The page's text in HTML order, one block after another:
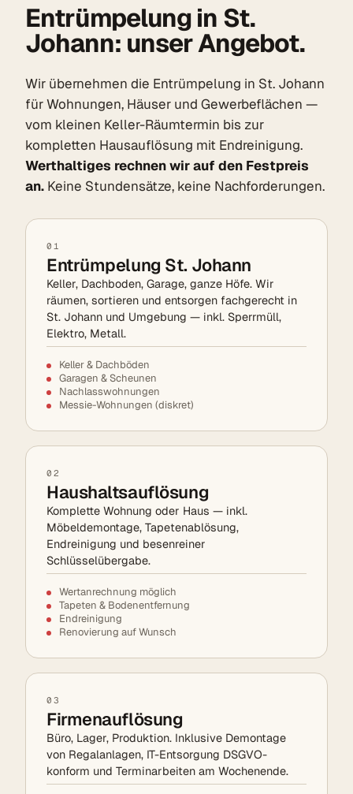
Entrümpelung in St.
Johann: unser Angebot.
Wir übernehmen die Entrümpelung in St. Johann
für Wohnungen, Häuser und Gewerbeflächen —
vom kleinen Keller-Räumtermin bis zur
kompletten Hausauflösung mit Endreinigung.
Werthaltiges rechnen wir auf den Festpreis
an. Keine Stundensätze, keine Nachforderungen.
01
Entrümpelung St. Johann
Keller, Dachboden, Garage, ganze Höfe. Wir
räumen, sortieren und entsorgen fachgerecht in
St. Johann und Umgebung — inkl. Sperrmüll,
Elektro, Metall.
Keller & Dachböden
Garagen & Scheunen
Nachlasswohnungen
Messie-Wohnungen (diskret)
02
Haushaltsauflösung
Komplette Wohnung oder Haus — inkl.
Möbeldemontage, Tapetenablösung,
Endreinigung und besenreiner
Schlüsselübergabe.
Wertanrechnung möglich
Tapeten & Bodenentfernung
Endreinigung
Renovierung auf Wunsch
03
Firmenauflösung
Büro, Lager, Produktion. Inklusive Demontage
von Regalanlagen, IT-Entsorgung DSGVO-
konform und Terminarbeiten am Wochenende.